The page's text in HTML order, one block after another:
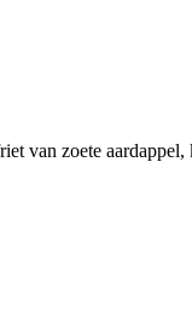
van zoete